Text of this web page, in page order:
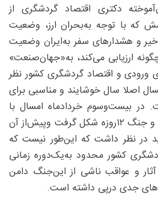
دکتری اقتصاد گردشگری از
که با توجه به‌بحران ارز، وضعیت
و هشدارهای سفر به‌ایران وضعیت
ارزیابی می‌کند، به‌«جهان‌صنعت»
ورودی و اقتصاد گردشگری کشور نظر
اصلا سال خوشایند و مناسبی برای
در بیست‌وسوم خردادماه امسال با
حمله اسرائیل مواجه شدیم و جنگ ۱۲روزه شکل گرفت وپیش‌از آن
در نظر داشت که این‌طور نیست که
کشور محدود به‌یک‌دوره زمانی
و عواقب ناشی از این‌جنگ دامن
جدی درپی داشته است.